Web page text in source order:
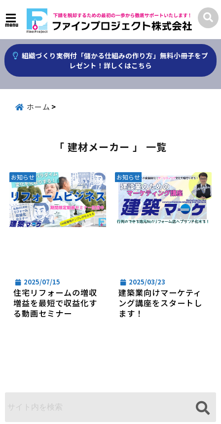
menu
組織づくり実例付「儲かる仕組みの作り方」無料小冊子をプ
レゼント！詳しくはこちら
ホーム
「 建材メーカー 」 一覧
お知らせ
2025/07/15
住宅リフォームの増収
増益を最短で収益化す
る動画セミナー
お知らせ
2025/03/23
建築業向けマーケティ
ング講座をスタートし
ます！